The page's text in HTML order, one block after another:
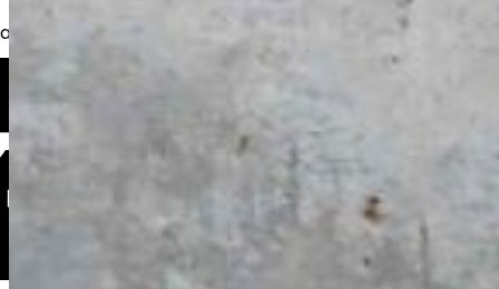
taloyhtiöitä sekä yrityksiä.